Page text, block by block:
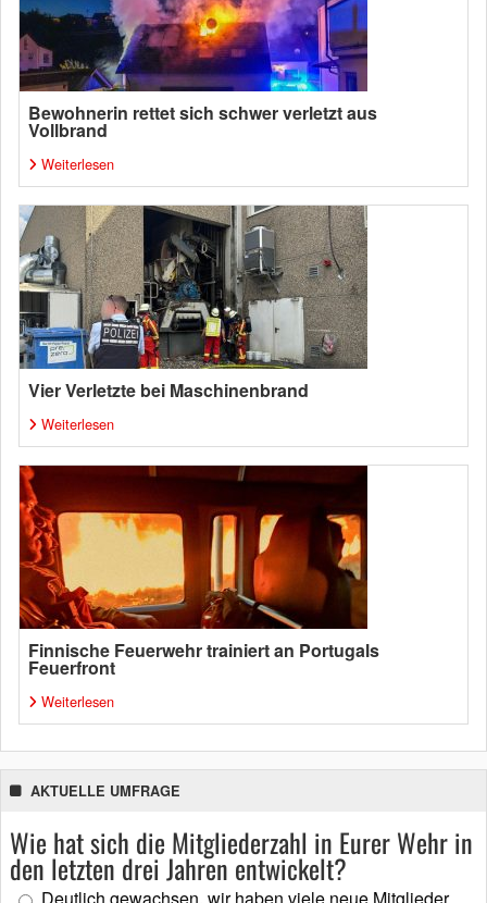
Bewohnerin rettet sich schwer verletzt aus
Vollbrand
Weiterlesen
Vier Verletzte bei Maschinenbrand
Weiterlesen
Finnische Feuerwehr trainiert an Portugals
Feuerfront
Weiterlesen
AKTUELLE UMFRAGE
Wie hat sich die Mitgliederzahl in Eurer Wehr in
den letzten drei Jahren entwickelt?